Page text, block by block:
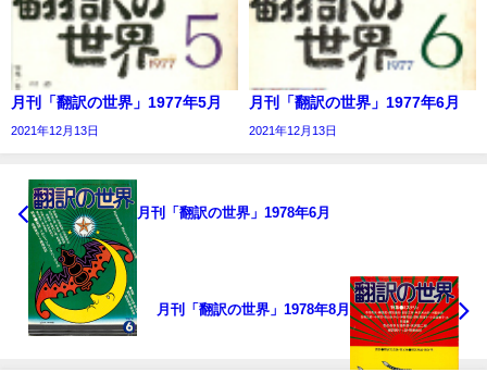
月刊「翻訳の世界」1977年5月
2021年12月13日
月刊「翻訳の世界」1977年6月
2021年12月13日
月刊「翻訳の世界」1978年6月
月刊「翻訳の世界」1978年8月